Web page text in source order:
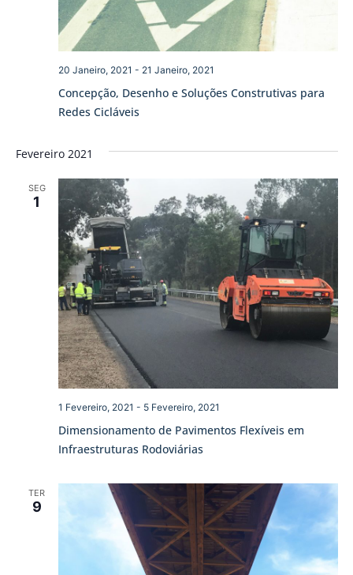
Concepção, Desenho e Soluções Construtivas para
Redes Cicláveis
20 Janeiro, 2021 - 21 Janeiro, 2021
Fevereiro 2021
SEG
1
Dimensionamento de Pavimentos Flexíveis em
Infraestruturas Rodoviárias
1 Fevereiro, 2021 - 5 Fevereiro, 2021
TER
9